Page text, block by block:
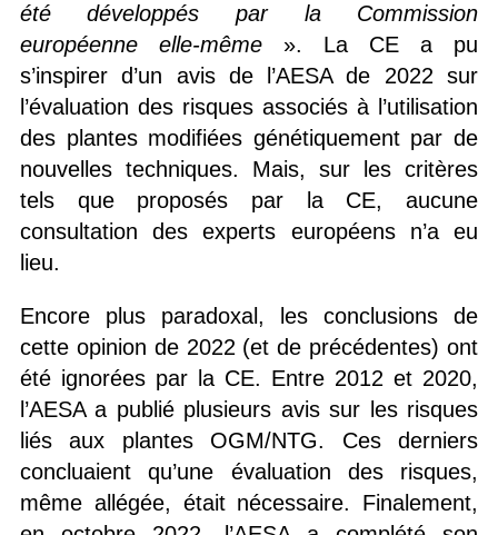
été développés par la Commission
européenne elle-même». La CE a pu
s’inspirer d’un avis de l’AESA de 2022 sur
l’évaluation des risques associés à l’utilisation
des plantes modifiées génétiquement par de
nouvelles techniques. Mais, sur les critères
tels que proposés par la CE, aucune
consultation des experts européens n’a eu
lieu.
Encore plus paradoxal, les conclusions de
cette opinion de 2022 (et de précédentes) ont
été ignorées par la CE. Entre 2012 et 2020,
l’AESA a publié plusieurs avis sur les risques
liés aux plantes OGM/NTG. Ces derniers
concluaient qu’une évaluation des risques,
même allégée, était nécessaire. Finalement,